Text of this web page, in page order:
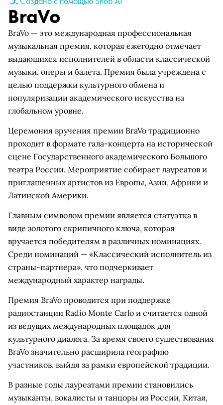
BraVo
BraVo — это международная профессиональная
музыкальная премия, которая ежегодно отмечает
выдающихся исполнителей в области классической
музыки, оперы и балета. Премия была учреждена с
целью поддержки культурного обмена и
популяризации академического искусства на
глобальном уровне.
Церемония вручения премии BraVo традиционно
проходит в формате гала-концерта на исторической
сцене Государственного академического Большого
театра России. Мероприятие собирает лауреатов и
приглашенных артистов из Европы, Азии, Африки и
Латинской Америки.
Главным символом премии является статуэтка в
виде золотого скрипичного ключа, которая
вручается победителям в различных номинациях.
Среди номинаций — «Классический исполнитель из
страны-партнера», что подчеркивает
международный характер награды.
Премия BraVo проводится при поддержке
радиостанции Radio Monte Carlo и считается одной
из ведущих международных площадок для
культурного диалога. За время своего существования
BraVo значительно расширила географию
участников, выйдя за рамки европейской традиции.
В разные годы лауреатами премии становились
музыканты, вокалисты и танцоры из России, Китая,